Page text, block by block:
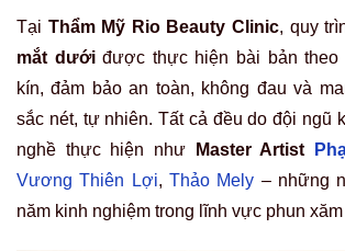
Tại Thẩm Mỹ Rio Beauty Clinic, quy
mắt dướiđược thực hiện bài bản theo
kín, đảm bảo an toàn, không đau và
sắc nét, tự nhiên. Tất cả đều do đội ngũ
nghề thực hiện như
Master Artist
Vương Thiên Lợi, Thảo Mely – những
năm kinh nghiệm trong lĩnh vực phun xăm